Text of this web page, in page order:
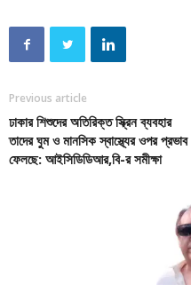
Previous article
ঢাকার শিশুদের অতিরিক্ত স্ক্রিন ব্যবহার
তাদের ঘুম ও মানসিক স্বাস্থ্যের ওপর প্রভাব
ফেলছে: আইসিডিডিআর,বি-র সমীক্ষা